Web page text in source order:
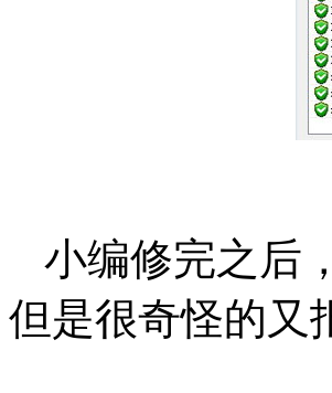
小编修完之后
但是很奇怪的又